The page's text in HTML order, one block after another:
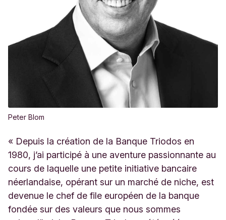
Peter Blom
« Depuis la création de la Banque Triodos en
1980, j’ai participé à une aventure passionnante au
cours de laquelle une petite initiative bancaire
néerlandaise, opérant sur un marché de niche, est
devenue le chef de file européen de la banque
fondée sur des valeurs que nous sommes